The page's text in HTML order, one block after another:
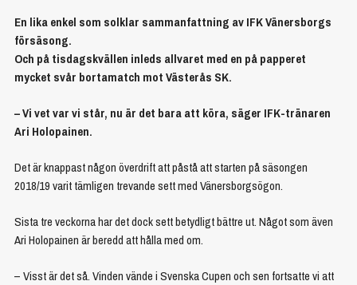
En lika enkel som solklar sammanfattning av IFK Vänersborgs
försäsong.
Och på tisdagskvällen inleds allvaret med en på papperet
mycket svår bortamatch mot Västerås SK.
– Vi vet var vi står, nu är det bara att köra, säger IFK-tränaren
Ari Holopainen.
Det är knappast någon överdrift att påstå att starten på säsongen
2018/19 varit tämligen trevande sett med Vänersborgsögon.
Sista tre veckorna har det dock sett betydligt bättre ut. Något som även
Ari Holopainen är beredd att hålla med om.
– Visst är det så. Vinden vände i Svenska Cupen och sen fortsatte vi att